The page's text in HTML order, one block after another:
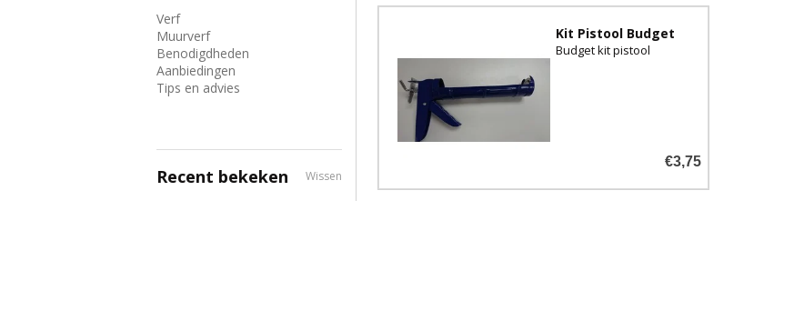
Verf
Muurverf
Benodigdheden
Aanbiedingen
Tips en advies
Recent bekeken Wissen
Kit Pistool Budget
Budget kit pistool
€3,75